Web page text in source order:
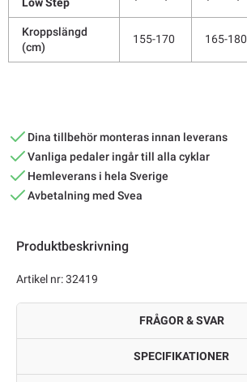
Kroppslängd
(cm)
155-170 165-180
Dina tillbehör monteras innan leverans
Vanliga pedaler ingår till alla cyklar
Hemleverans i hela Sverige
Avbetalning med Svea
Produktbeskrivning
Artikel nr: 32419
FRÅGOR & SVAR
SPECIFIKATIONER